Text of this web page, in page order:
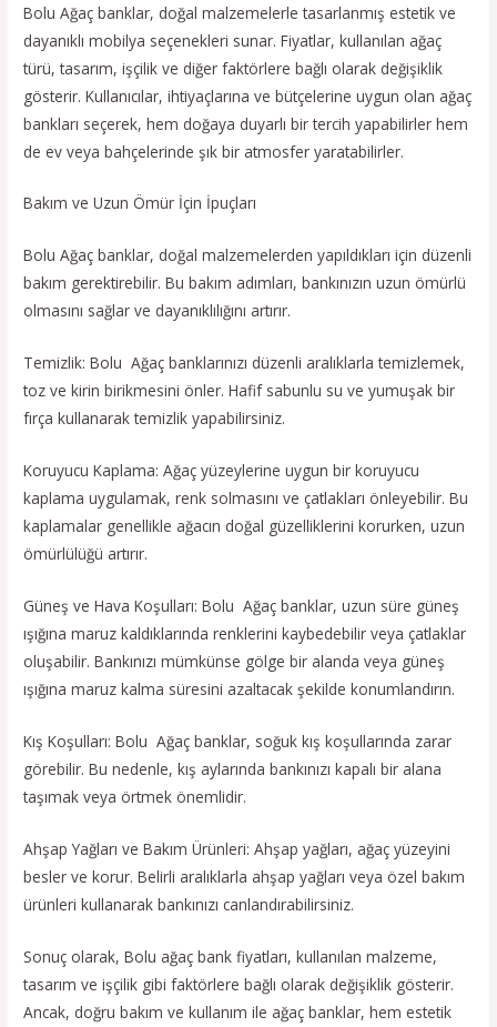
Bolu Ağaç banklar, doğal malzemelerle tasarlanmış estetik ve
dayanıklı mobilya seçenekleri sunar. Fiyatlar, kullanılan ağaç
türü, tasarım, işçilik ve diğer faktörlere bağlı olarak değişiklik
gösterir. Kullanıcılar, ihtiyaçlarına ve bütçelerine uygun olan ağaç
bankları seçerek, hem doğaya duyarlı bir tercih yapabilirler hem
de ev veya bahçelerinde şık bir atmosfer yaratabilirler.
Bakım ve Uzun Ömür İçin İpuçları
Bolu Ağaç banklar, doğal malzemelerden yapıldıkları için düzenli
bakım gerektirebilir. Bu bakım adımları, bankınızın uzun ömürlü
olmasını sağlar ve dayanıklılığını artırır.
Temizlik: Bolu Ağaç banklarınızı düzenli aralıklarla temizlemek,
toz ve kirin birikmesini önler. Hafif sabunlu su ve yumuşak bir
fırça kullanarak temizlik yapabilirsiniz.
Koruyucu Kaplama: Ağaç yüzeylerine uygun bir koruyucu
kaplama uygulamak, renk solmasını ve çatlakları önleyebilir. Bu
kaplamalar genellikle ağacın doğal güzelliklerini korurken, uzun
ömürlülüğü artırır.
Güneş ve Hava Koşulları: Bolu Ağaç banklar, uzun süre güneş
ışığına maruz kaldıklarında renklerini kaybedebilir veya çatlaklar
oluşabilir. Bankınızı mümkünse gölge bir alanda veya güneş
ışığına maruz kalma süresini azaltacak şekilde konumlandırın.
Kış Koşulları: Bolu Ağaç banklar, soğuk kış koşullarında zarar
görebilir. Bu nedenle, kış aylarında bankınızı kapalı bir alana
taşımak veya örtmek önemlidir.
Ahşap Yağları ve Bakım Ürünleri: Ahşap yağları, ağaç yüzeyini
besler ve korur. Belirli aralıklarla ahşap yağları veya özel bakım
ürünleri kullanarak bankınızı canlandırabilirsiniz.
Sonuç olarak, Bolu ağaç bank fiyatları, kullanılan malzeme,
tasarım ve işçilik gibi faktörlere bağlı olarak değişiklik gösterir.
Ancak, doğru bakım ve kullanım ile ağaç banklar, hem estetik